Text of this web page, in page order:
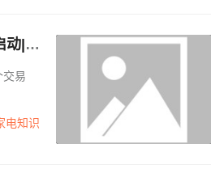
动|界
电知识